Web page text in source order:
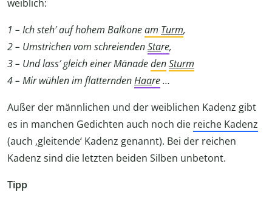
weiblich:
1 – Ich steh′ auf hohem Balkoneam Turm,
2 – Umstrichen vom schreiendenStare,
3 – Und lass′ gleich einer MänadedenSturm
4 – Mir wühlen im flatterndenHaare…
Außer der männlichen und der weiblichen Kadenz gibt
es in manchen Gedichten auch noch die reiche Kadenz
(auch ‚gleitende‘ Kadenz genannt). Bei der reichen
Kadenz sind die letzten beiden Silben unbetont.
Tipp